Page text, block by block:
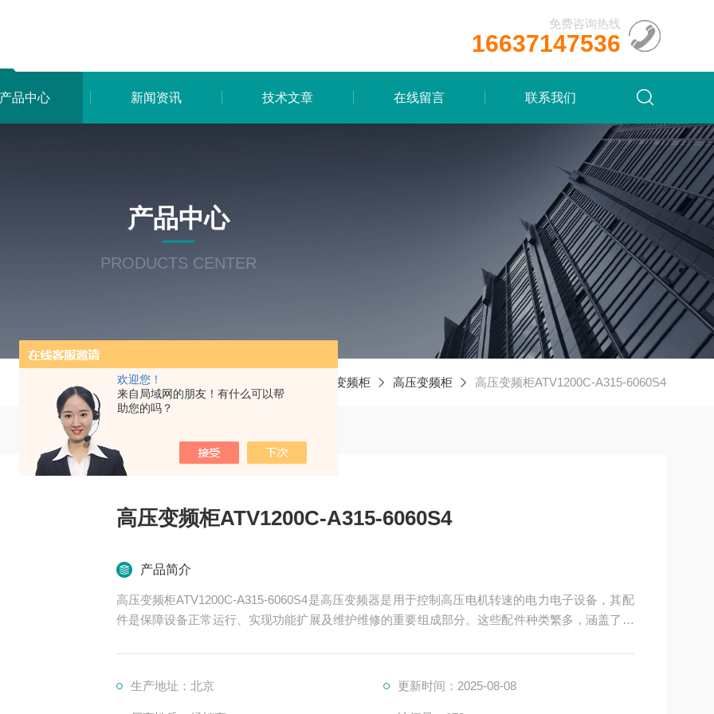
欢迎您！
来自局域网的朋友！有什么可以帮
助您的吗？
免费咨询热线
16637147536
产品中心 新闻资讯 技术文章 在线留言 联系我们
产品中心
PRODUCTS CENTER
变频柜 高压变频柜 高压变频柜ATV1200C-A315-6060S4
高压变频柜ATV1200C-A315-6060S4
产品简介
高压变频柜ATV1200C-A315-6060S4是高压变频器是用于控制高压电机转速的电力电子设备，其配
件是保障设备正常运行、实现功能扩展及维护维修的重要组成部分。这些配件种类繁多，涵盖了功
生产地址：北京 更新时间：2025-08-08